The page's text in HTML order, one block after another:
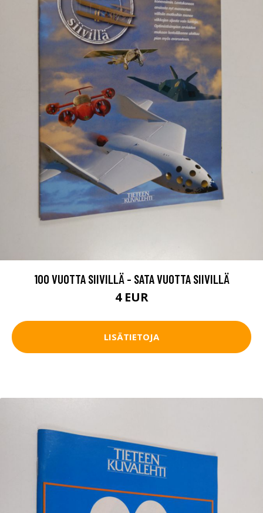
100 VUOTTA SIIVILLÄ - SATA VUOTTA SIIVILLÄ
4 EUR
LISÄTIETOJA